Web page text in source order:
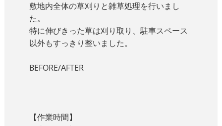
敷地内全体の草刈りと雑草処理を行いまし
た。
特に伸びきった草は刈り取り、駐車スペース
以外もすっきり整いました。
BEFORE/AFTER
【作業時間】